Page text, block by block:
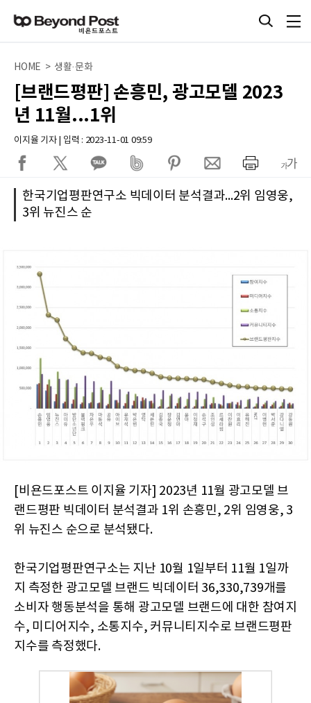
HOME > 생활·문화
[브랜드평판] 손흥민, 광고모델 2023
년 11월...1위
이지율 기자 | 입력 : 2023-11-01 09:59
한국기업평판연구소 빅데이터 분석결과...2위 임영웅,
3위 뉴진스 순
[비욘드포스트 이지율 기자] 2023년 11월 광고모델 브
랜드평판 빅데이터 분석결과 1위 손흥민, 2위 임영웅, 3
위 뉴진스 순으로 분석됐다.
한국기업평판연구소는 지난 10월 1일부터 11월 1일까
지 측정한 광고모델 브랜드 빅데이터 36,330,739개를
소비자 행동분석을 통해 광고모델 브랜드에 대한 참여지
수, 미디어지수, 소통지수, 커뮤니티지수로 브랜드평판
지수를 측정했다.